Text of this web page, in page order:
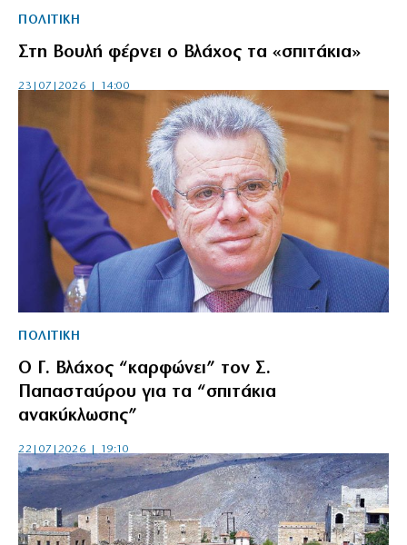
ΠΟΛΙΤΙΚΗ
Στη Βουλή φέρνει ο Βλάχος τα «σπιτάκια»
23|07|2026 | 14:00
ΠΟΛΙΤΙΚΗ
Ο Γ. Βλάχος “καρφώνει” τον Σ.
Παπασταύρου για τα “σπιτάκια
ανακύκλωσης”
22|07|2026 | 19:10